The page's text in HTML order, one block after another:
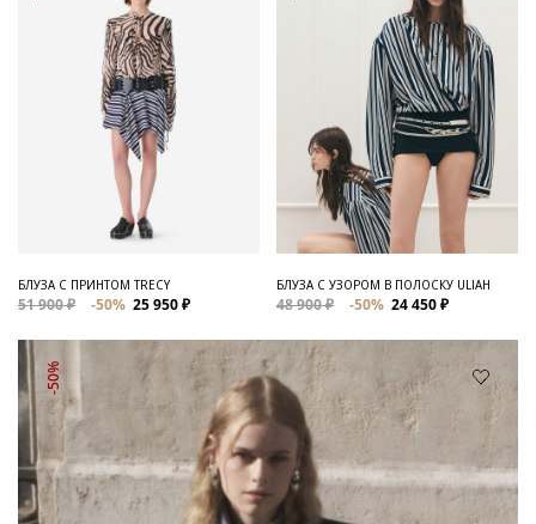
БЛУЗА С ПРИНТОМ TRECY
51 900 ₽ -50% 25 950 ₽
БЛУЗА С УЗОРОМ В ПОЛОСКУ ULIAH
48 900 ₽ -50% 24 450 ₽
-50%